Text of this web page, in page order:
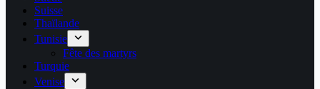
Suisse
Thaïlande
Tunisie
Fête des martyrs
Turquie
Venise